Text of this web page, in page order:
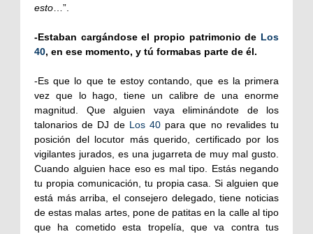
esto…”.
-Estaban cargándose el propio patrimonio de Los
40, en ese momento, y tú formabas parte de él.
-Es que lo que te estoy contando, que es la primera
vez que lo hago, tiene un calibre de una enorme
magnitud. Que alguien vaya eliminándote de los
talonarios de DJ de Los 40 para que no revalides tu
posición del locutor más querido, certificado por los
vigilantes jurados, es una jugarreta de muy mal gusto.
Cuando alguien hace eso es mal tipo. Estás negando
tu propia comunicación, tu propia casa. Si alguien que
está más arriba, el consejero delegado, tiene noticias
de estas malas artes, pone de patitas en la calle al tipo
que ha cometido esta tropelía, que va contra tus